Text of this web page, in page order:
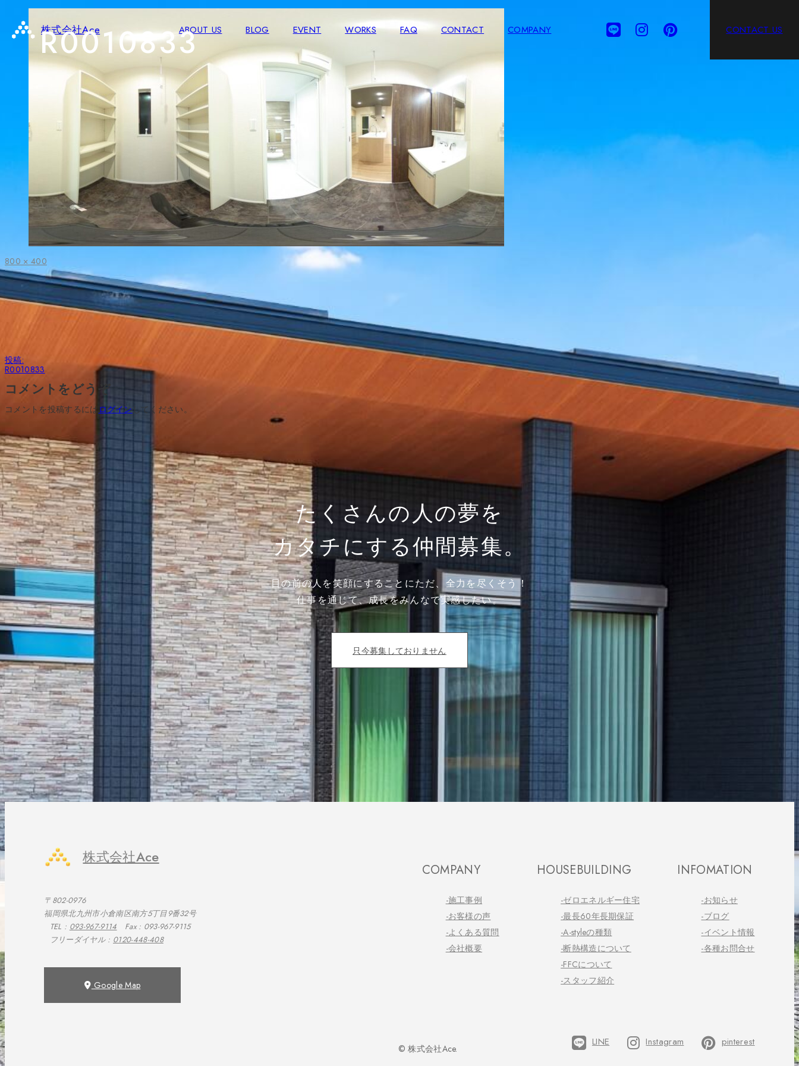
株式会社Ace ABOUT US BLOG EVENT WORKS FAQ CONTACT COMPANY CONTACT US
R0010833
フ
ル
サ
イ
ズ
800 × 400
投
稿
ナ
ビ
ゲ
ー
シ
ョ
ン
投稿:
R0010833
コメントをどうぞ
コメントを投稿するには ログインしてください。
たくさんの人の夢を
カタチにする仲間募集。
目の前の人を笑顔にすることにただ、全力を尽くそう！
仕事を通じて、成長をみんなで実感したい。
只今募集しておりません
株式会社Ace
〒802-0976
福岡県北九州市小倉南区南方5丁目9番32号
TEL : 093-967-9114 Fax : 093-967-9115
フリーダイヤル : 0120-448-408
Google Map
COMPANY
-施工事例
-お客様の声
-よくある質問
-会社概要
HOUSEBUILDING
-ゼロエネルギー住宅
-最長60年長期保証
-A-styleの種類
-断熱構造について
-FFCについて
-スタッフ紹介
INFOMATION
-お知らせ
-ブログ
-イベント情報
-各種お問合せ
© 株式会社Ace.
LINE Instagram pinterest